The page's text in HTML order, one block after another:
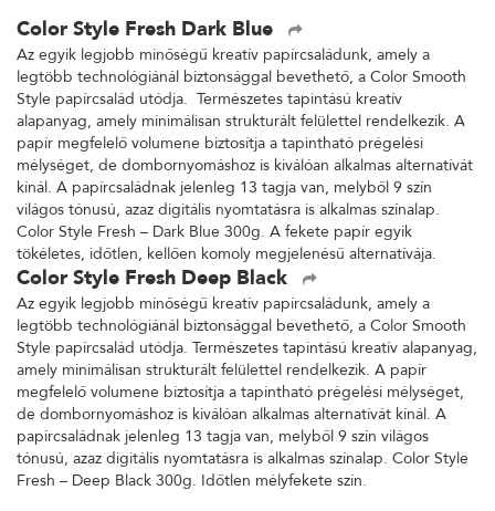
Color Style Fresh Dark Blue
Az egyik legjobb minőségű kreatív papírcsaládunk, amely a
legtöbb technológiánál biztonsággal bevethető, a Color Smooth
Style papírcsalád utódja. Természetes tapintású kreatív
alapanyag, amely minimálisan strukturált felülettel rendelkezik. A
papír megfelelő volumene biztosítja a tapintható prégelési
mélységet, de dombornyomáshoz is kiválóan alkalmas alternatívát
kínál. A papírcsaládnak jelenleg 13 tagja van, melyből 9 szín
világos tónusú, azaz digitális nyomtatásra is alkalmas színalap.
Color Style Fresh – Dark Blue 300g. A fekete papír egyik
tökéletes, időtlen, kellően komoly megjelenésű alternatívája.
Color Style Fresh Deep Black
Az egyik legjobb minőségű kreatív papírcsaládunk, amely a
legtöbb technológiánál biztonsággal bevethető, a Color Smooth
Style papírcsalád utódja. Természetes tapintású kreatív alapanyag,
amely minimálisan strukturált felülettel rendelkezik. A papír
megfelelő volumene biztosítja a tapintható prégelési mélységet,
de dombornyomáshoz is kiválóan alkalmas alternatívát kínál. A
papírcsaládnak jelenleg 13 tagja van, melyből 9 szín világos
tónusú, azaz digitális nyomtatásra is alkalmas színalap. Color Style
Fresh – Deep Black 300g. Időtlen mélyfekete szín.